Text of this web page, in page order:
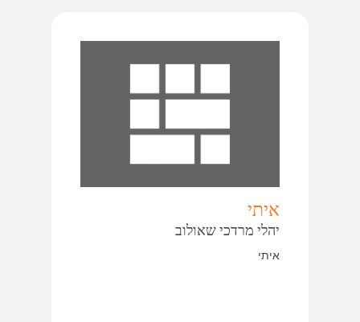
איתי
יהלי מרדכי שאולוב
איתי